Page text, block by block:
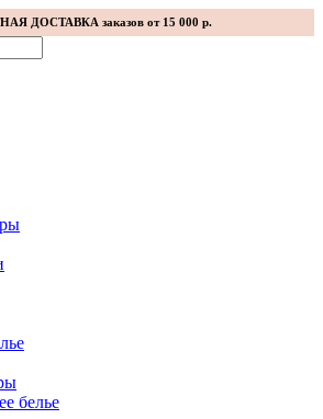
ДОСТАВКА заказов от 15 000 р.
белье